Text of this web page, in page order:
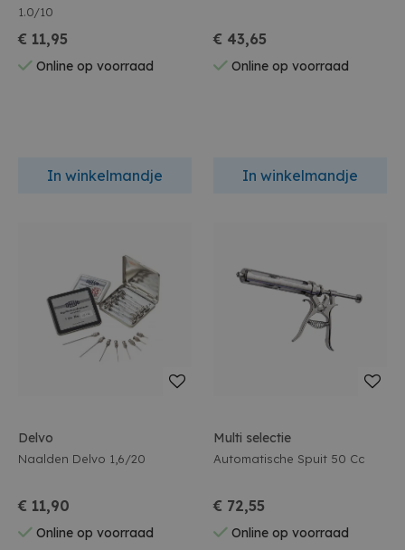
1.0/10
€ 11,95
Online op voorraad
In winkelmandje
€ 43,65
Online op voorraad
In winkelmandje
Delvo
Naalden Delvo 1,6/20
€ 11,90
Online op voorraad
Multi selectie
Automatische Spuit 50 Cc
€ 72,55
Online op voorraad